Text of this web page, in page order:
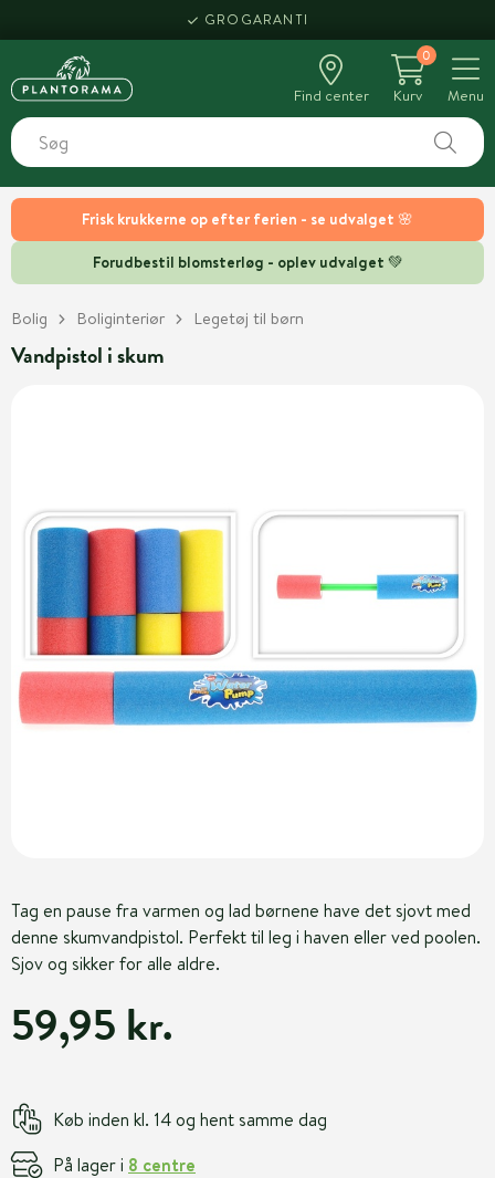
Frisk krukkerne op efter ferien - se udvalget 🌸
Forudbestil blomsterløg - oplev udvalget 💚
GROGARANTI
Find center
0
Kurv
Menu
Bolig Boliginteriør Legetøj til børn
Vandpistol i skum
Tag en pause fra varmen og lad børnene have det sjovt med
denne skumvandpistol. Perfekt til leg i haven eller ved poolen.
Sjov og sikker for alle aldre.
59,95 kr.
Køb inden kl. 14 og hent samme dag
På lager i 8 centre